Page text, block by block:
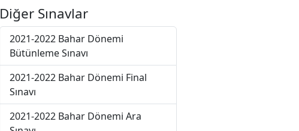
Diğer Sınavlar
2021-2022 Bahar Dönemi
Bütünleme Sınavı
2021-2022 Bahar Dönemi Final
Sınavı
2021-2022 Bahar Dönemi Ara